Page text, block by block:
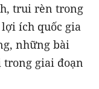
trui rèn trong
ích quốc gia
những bài
trong giai đoạn